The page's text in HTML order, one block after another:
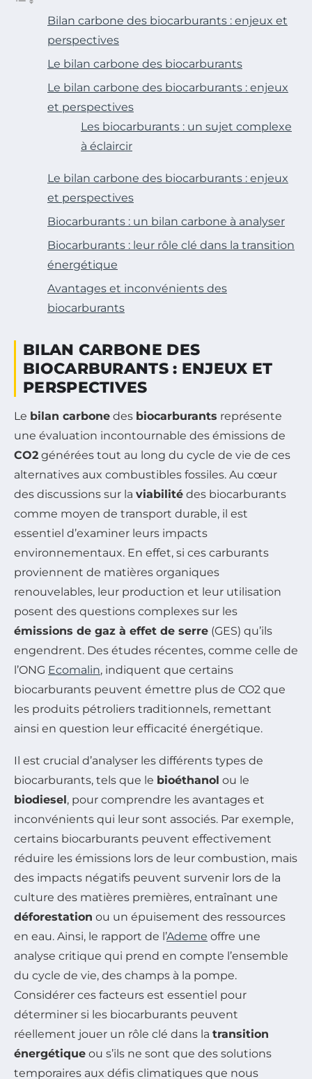
Bilan carbone des biocarburants : enjeux et
perspectives
Le bilan carbone des biocarburants
Le bilan carbone des biocarburants : enjeux
et perspectives
Les biocarburants : un sujet complexe
à éclaircir
Le bilan carbone des biocarburants : enjeux
et perspectives
Biocarburants : un bilan carbone à analyser
Biocarburants : leur rôle clé dans la transition
énergétique
Avantages et inconvénients des
biocarburants
BILAN CARBONE DES
BIOCARBURANTS : ENJEUX ET
PERSPECTIVES
Le bilan carbone des biocarburants représente
une évaluation incontournable des émissions de
CO2 générées tout au long du cycle de vie de ces
alternatives aux combustibles fossiles. Au cœur
des discussions sur la viabilité des biocarburants
comme moyen de transport durable, il est
essentiel d’examiner leurs impacts
environnementaux. En effet, si ces carburants
proviennent de matières organiques
renouvelables, leur production et leur utilisation
posent des questions complexes sur les
émissions de gaz à effet de serre (GES) qu’ils
engendrent. Des études récentes, comme celle de
l’ONG Ecomalin, indiquent que certains
biocarburants peuvent émettre plus de CO2 que
les produits pétroliers traditionnels, remettant
ainsi en question leur efficacité énergétique.
Il est crucial d’analyser les différents types de
biocarburants, tels que le bioéthanol ou le
biodiesel , pour comprendre les avantages et
inconvénients qui leur sont associés. Par exemple,
certains biocarburants peuvent effectivement
réduire les émissions lors de leur combustion, mais
des impacts négatifs peuvent survenir lors de la
culture des matières premières, entraînant une
déforestation ou un épuisement des ressources
en eau. Ainsi, le rapport de l’Ademe offre une
analyse critique qui prend en compte l’ensemble
du cycle de vie, des champs à la pompe.
Considérer ces facteurs est essentiel pour
déterminer si les biocarburants peuvent
réellement jouer un rôle clé dans la transition
énergétique ou s’ils ne sont que des solutions
temporaires aux défis climatiques que nous